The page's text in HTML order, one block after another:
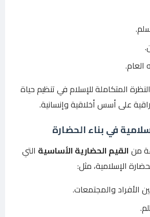
العام.
المتكاملة للإسلام في تنظيم حياة
على أسس أخلاقية وإنسانية.
في بناء الحضارة
منالقيم الحضارية الأساسية التي
الإسلامية، مثل:
الأفراد والمجتمعات.